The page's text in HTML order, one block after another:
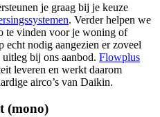
je graag bij je keuze
. Verder helpen we
te vinden voor je woning of
nodig aangezien er zoveel
bij ons aanbod. Flowplus
leveren en werkt daarom
airco’s van Daikin.
(mono)